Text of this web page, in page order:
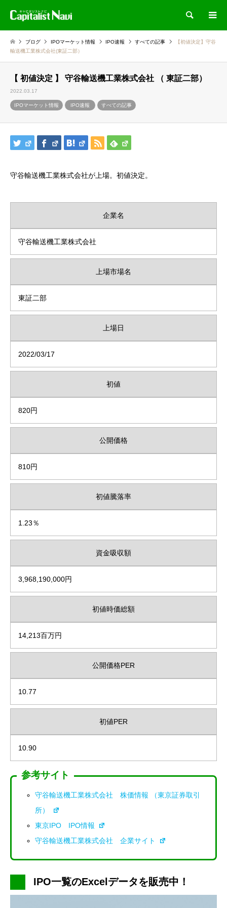
検索
ブログ IPOマーケット情報 IPO速報 すべての記事
【初値決定】守谷
輸送機工業株式会社(東証二部）
【 初値決定 】 守谷輸送機工業株式会社 （ 東証二部）
2022.03.17
IPOマーケット情報 IPO速報 すべての記事
守谷輸送機工業株式会社が上場。初値決定。
企業名
守谷輸送機工業株式会社
上場市場名
東証二部
上場日
2022/03/17
初値
820円
公開価格
810円
初値騰落率
1.23％
資金吸収額
3,968,190,000円
初値時価総額
14,213百万円
公開価格PER
10.77
初値PER
10.90
参考サイト
守谷輸送機工業株式会社 株価情報 （東京証券取引
所）
東京IPO IPO情報
守谷輸送機工業株式会社 企業サイト
IPO一覧のExcelデータを販売中！